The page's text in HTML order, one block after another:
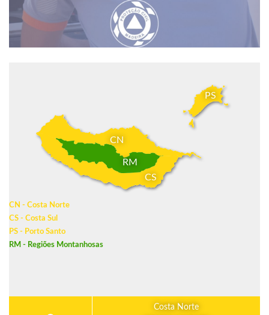
CN
CS
PS
RM
CN - Costa Norte
CS - Costa Sul
PS - Porto Santo
RM - Regiões Montanhosas
Costa Norte